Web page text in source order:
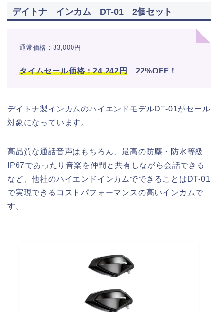
デイトナ インカム DT-01 2個セット
通常価格：33,000円
タイムセール価格：24,242円 22%OFF！
デイトナ製インカムのハイエンドモデルDT-01がセール
対象になっています。
高品質な通話音声はもちろん、最高の防塵・防水等級
IP67であったり音楽を仲間と共有しながら会話できる
など、他社のハイエンドインカムでできることはDT-01
で実現できるコストパフォーマンスの高いインカムで
す。